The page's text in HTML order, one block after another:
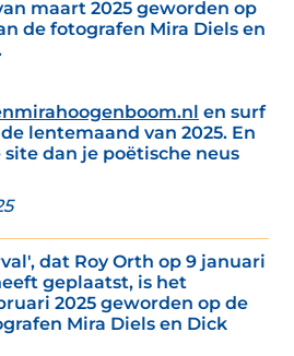
maart 2025 geworden op
de fotografen Mira Diels en
en surf
lentemaand van 2025. En
dan je poëtische neus
dat Roy Orth op 9 januari
geplaatst, is het
2025 geworden op de
Mira Diels en Dick